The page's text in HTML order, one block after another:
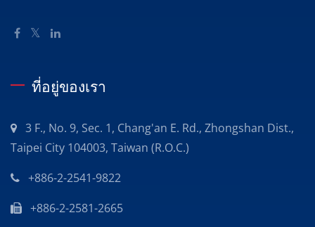
ที่อยู่ของเรา
3 F., No. 9, Sec. 1, Chang'an E. Rd., Zhongshan Dist.,
Taipei City 104003, Taiwan (R.O.C.)
+886-2-2541-9822
+886-2-2581-2665